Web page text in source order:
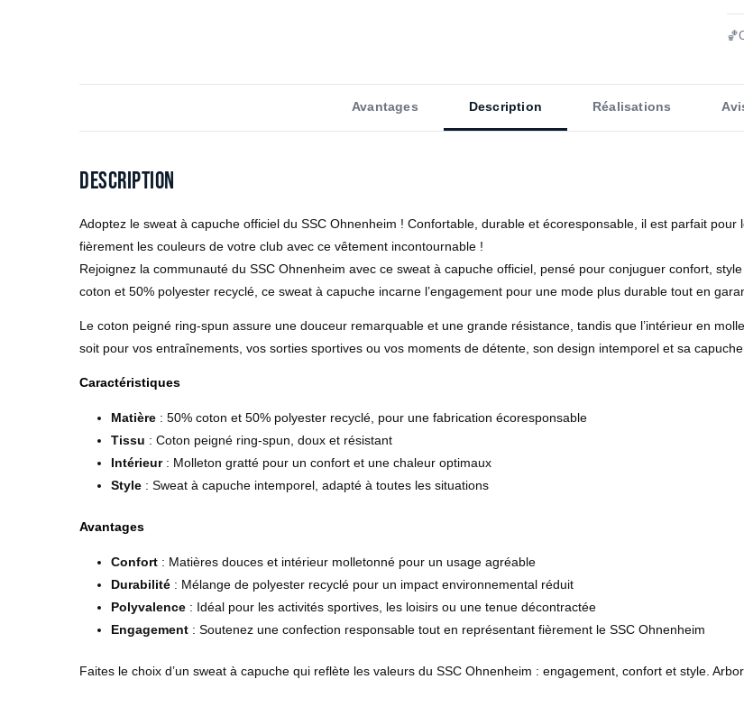
🏀
Avantages Description Réalisations
Description
Adoptez le sweat à capuche officiel du SSC Ohnenheim ! Confortable, durable et écoresponsable, il est parfait
fièrement les couleurs de votre club avec ce vêtement incontournable !
Rejoignez la communauté du SSC Ohnenheim avec ce sweat à capuche officiel, pensé pour conjuguer confort,
coton et 50% polyester recyclé, ce sweat à capuche incarne l’engagement pour une mode plus durable tout en
Le coton peigné ring-spun assure une douceur remarquable et une grande résistance, tandis que l’intérieur en
soit pour vos entraînements, vos sorties sportives ou vos moments de détente, son design intemporel et sa
Caractéristiques
Matière : 50% coton et 50% polyester recyclé, pour une fabrication écoresponsable
Tissu : Coton peigné ring-spun, doux et résistant
Intérieur: Molleton gratté pour un confort et une chaleur optimaux
Style : Sweat à capuche intemporel, adapté à toutes les situations
Avantages
Confort : Matières douces et intérieur molletonné pour un usage agréable
Durabilité : Mélange de polyester recyclé pour un impact environnemental réduit
Polyvalence : Idéal pour les activités sportives, les loisirs ou une tenue décontractée
Engagement : Soutenez une confection responsable tout en représentant fièrement le SSC Ohnenheim
Faites le choix d’un sweat à capuche qui reflète les valeurs du SSC Ohnenheim : engagement, confort et style.